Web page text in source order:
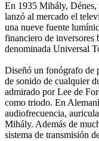
En 1935 Mihály,
lanzó al mercado el
una nueve fuente
financiero de inversores
denominada Universal
Diseñó un fonógrafo de
de sonido de cualquier
admirado por Lee de
como triodo. En
audiofrecuencia,
Mihály. Además de
sistema de transmisión